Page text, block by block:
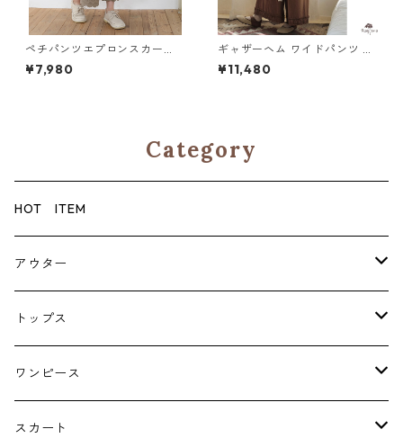
ペチパンツエプロンスカー
¥7,980
ギャザーヘム ワイドパンツ M
3col 250397
¥11,480
Category
HOT ITEM
アウター
コート
ジャケット
トップス
ブラウス・シャツ
Tシャツ・スウェット・パーカー
ワンピース
キャミソールワンピース
スカート